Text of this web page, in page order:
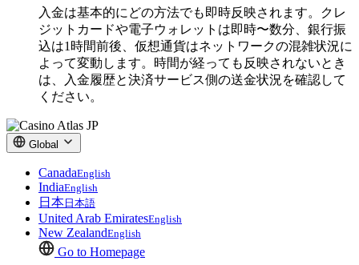
入金は基本的にどの方法でも即時反映されます。クレ
ジットカードや電子ウォレットは即時〜数分、銀行振
込は1時間前後、仮想通貨はネットワークの混雑状況に
よって変動します。時間が経っても反映されないとき
は、入金履歴と決済サービス側の送金状況を確認して
ください。
Global
CanadaEnglish
IndiaEnglish
日本日本語
United Arab EmiratesEnglish
New ZealandEnglish
Go to Homepage